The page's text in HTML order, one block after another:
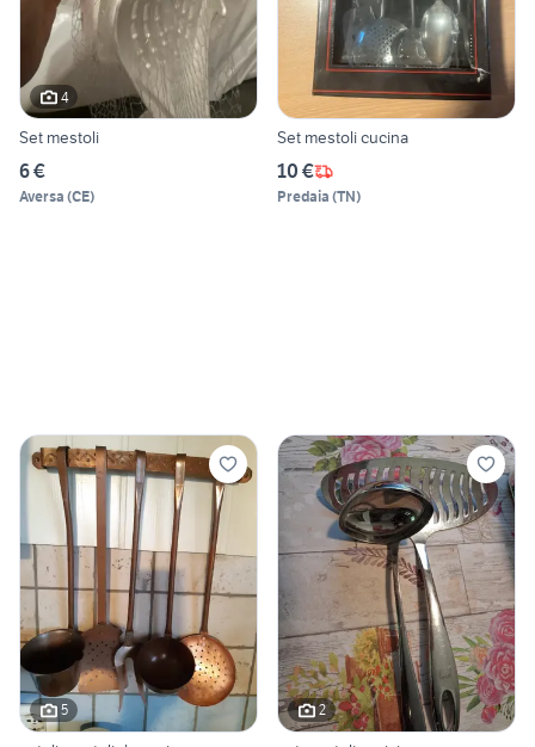
4
Set mestoli
6 €
Aversa (CE)
Set mestoli cucina
10 €
Predaia (TN)
5 2